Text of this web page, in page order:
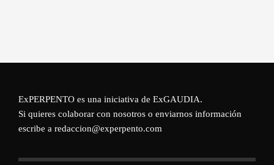
ExPERPENTO es una iniciativa de ExGAUDIA.
Si quieres colaborar con nosotros o enviarnos información
escribe a redaccion@experpento.com